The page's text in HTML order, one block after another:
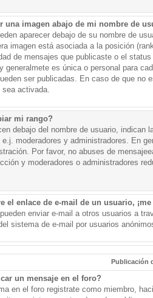
una imagen abajo de mi nombre de
aparecer debajo de su nombre de
imagen está asociada a la posición
de mensajes que publicaste o el
generalmete es única o personal para
ser publicadas. En caso de que no
activada.
mi rango?
debajo del nombre de usuario,
moderadores y administradores. En
Por favor, no abuses de
y moderadores o administradores
el enlace de e-mail de un usuario,
enviar e-mail a otros usuarios a
sistema de e-mail por usuarios
Publicación
un mensaje en el foro?
en el foro registrate como miembro,